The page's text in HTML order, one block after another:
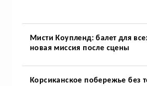
Мисти Коупленд: балет для
новая миссия после сцены
Корсиканское побережье без